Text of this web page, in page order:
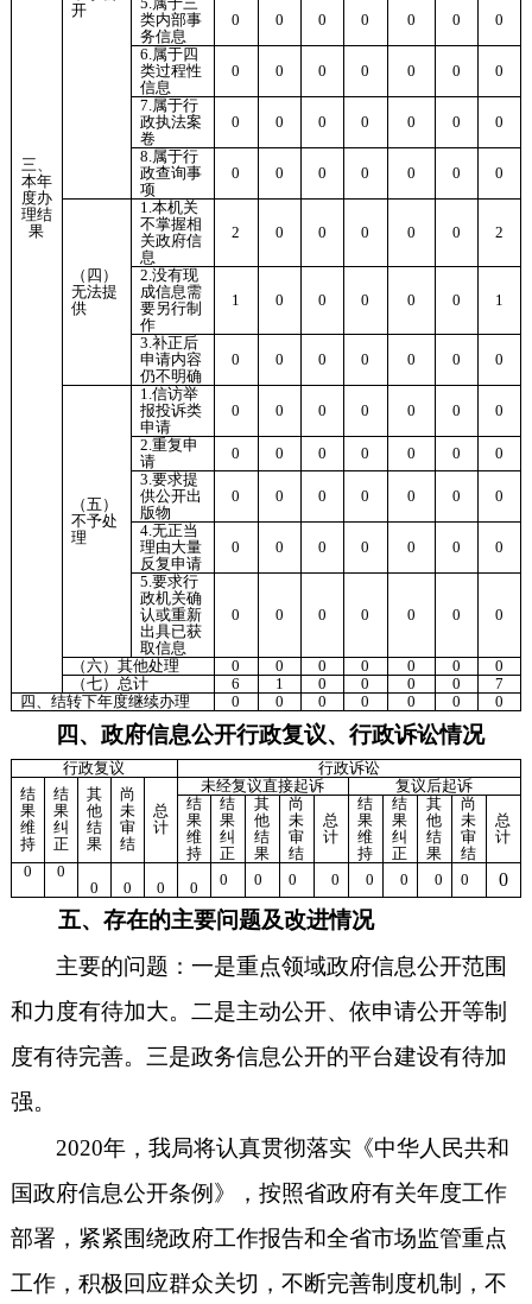
三、
本年
度办
理结
果
开
类内部事
务信息
0 0 0 0 0 0
0
6.属于四
类过程性
信息
0 0 0 0 0 0
0
7.属于行
政执法案
卷
0 0 0 0 0 0
0
8.属于行
政查询事
项
0 0 0 0 0 0 0
（四）
无法提
供
1.本机关
不掌握相
关政府信
息
2 0 0 0 0 0 2
2.没有现
成信息需
要另行制
作
1 0 0 0 0 0 1
3.补正后
申请内容
仍不明确
0 0 0 0 0 0 0
（五）
不予处
理
1.信访举
报投诉类
申请
0 0 0 0 0 0
0
2.重复申
请
0 0 0 0 0 0
0
3.要求提
供公开出
版物
0 0 0 0 0 0
0
4.无正当
理由大量
反复申请
0 0 0 0 0 0
0
5.要求行
政机关确
认或重新
出具已获
取信息
0 0 0 0 0 0 0
（六）其他处理 0 0 0 0 0 0
0
（七）总计
6 1 0 0 0 0
7
四、结转下年度继续办理
0 0 0 0 0 0 0
四、政府信息公开行政复议、行政诉讼情况
行政复议
行政诉讼
结
果
维
持
结
果
纠
正
其
他
结
果
尚
未
审
结
总
计
未经复议直接起诉
复议后起诉
结
果
维
持
结
果
纠
正
其
他
结
果
尚
未
审
结
总
计
结
果
维
持
结
果
纠
正
其
他
结
果
尚
未
审
结
总
计
0
0
0
0 0 0 0 0 0 0 0 0 0 0 0
五、存在的主要问题及改进情况
主要的问题： 一是重点领域政府信息公开范围
和力度有待加大。 二是主动公开、依申请公开等制
度有待完善。 三是政务信息公开的平台建设有待加
强。
2020年，我局将认真贯彻落实《中华人民共和
国政府信息公开条例》，按照省政府有关年度工作
部署，紧紧围绕政府工作报告和全省市场监管重点
工作，积极回应群众关切，不断完善制度机制，不